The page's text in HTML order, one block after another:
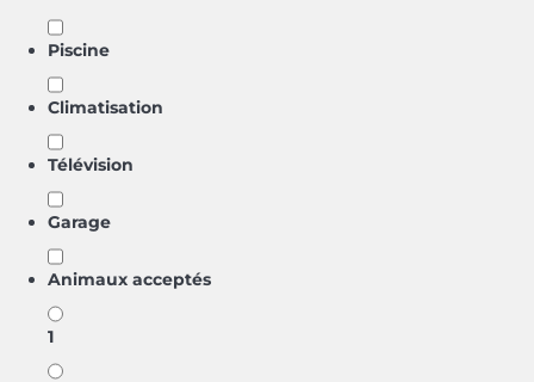
Piscine
Climatisation
Télévision
Garage
Animaux acceptés
1